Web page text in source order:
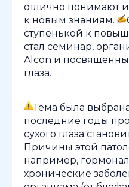
отлично понимают и
к новым знаниям.
ступенькой к
стал семинар,
Alcon и
глаза.
Тема была
последние годы
сухого глаза
Причины этой
например,
хронические